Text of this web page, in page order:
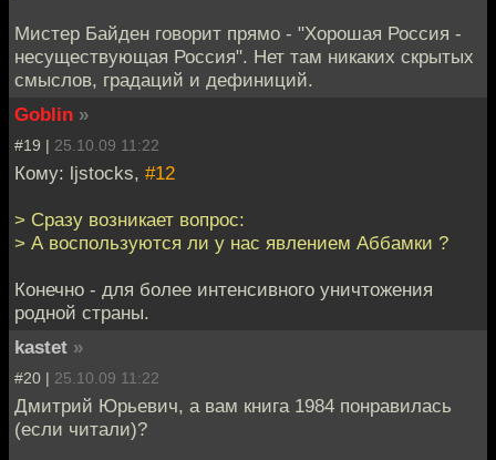
Мистер Байден говорит прямо - "Хорошая Россия -
несуществующая Россия". Нет там никаких скрытых
смыслов, градаций и дефиниций.
Goblin »
#19 | 25.10.09 11:22
Кому: ljstocks, #12
> Сразу возникает вопрос:
> А воспользуются ли у нас явлением Аббамки ?
Конечно - для более интенсивного уничтожения
родной страны.
kastet »
#20 | 25.10.09 11:22
Дмитрий Юрьевич, а вам книга 1984 понравилась
(если читали)?